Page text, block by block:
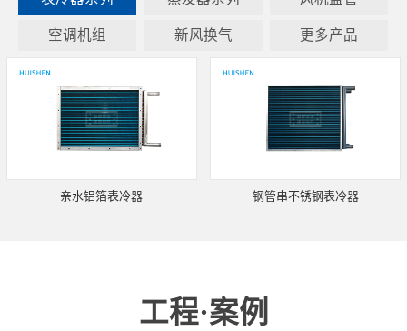
空调机组 新风换气 更多产品
亲水铝箔表冷器 钢管串不锈钢表冷器
工程·案例